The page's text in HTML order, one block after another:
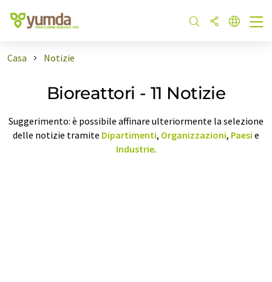
Casa Notizie
Bioreattori - 11 Notizie
Suggerimento: è possibile affinare ulteriormente la selezione
delle notizie tramite Dipartimenti, Organizzazioni, Paesi e
Industrie.